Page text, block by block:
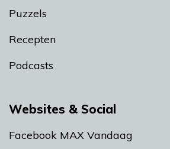
Puzzels
Recepten
Podcasts
Websites & Social
Facebook MAX Vandaag